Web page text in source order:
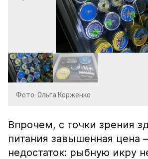
Фото: Ольга Корженко
Впрочем, с точки зрения
питания завышенная цена
недостаток: рыбную икру